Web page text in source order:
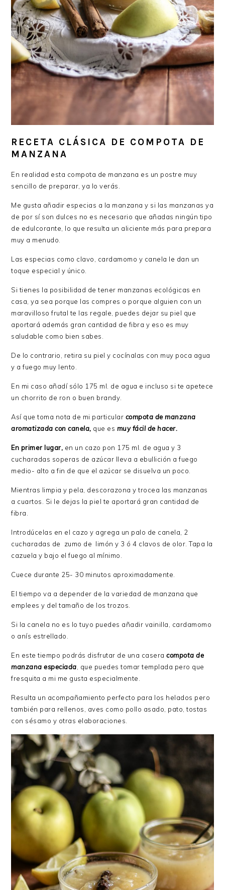
RECETA CLÁSICA DE COMPOTA DE
MANZANA
En realidad esta compota de manzana es un postre muy
sencillo de preparar, ya lo verás.
Me gusta añadir especias a la manzana y si las manzanas ya
de por sí son dulces no es necesario que añadas ningún tipo
de edulcorante, lo que resulta un aliciente más para prepara
muy a menudo.
Las especias como clavo, cardamomo y canela le dan un
toque especial y único.
Si tienes la posibilidad de tener manzanas ecológicas en
casa, ya sea porque las compres o porque alguien con un
maravilloso frutal te las regale, puedes dejar su piel que
aportará además gran cantidad de fibra y eso es muy
saludable como bien sabes.
De lo contrario, retira su piel y cocínalas con muy poca agua
y a fuego muy lento.
En mi caso añadí sólo 175 ml. de agua e incluso si te apetece
un chorrito de ron o buen brandy.
Así que toma nota de mi particular compota de manzana
aromatizada con canela, que es muy fácil de hacer.
En primer lugar, en un cazo pon 175 ml. de agua y 3
cucharadas soperas de azúcar lleva a ebullición a fuego
medio- alto a fin de que el azúcar se disuelva un poco.
Mientras limpia y pela, descorazona y trocea las manzanas
a cuartos. Si le dejas la piel te aportará gran cantidad de
fibra.
Introdúcelas en el cazo y agrega un palo de canela, 2
cucharadas de zumo de limón y 3 ó 4 clavos de olor. Tapa la
cazuela y bajo el fuego al mínimo.
Cuece durante 25- 30 minutos aproximadamente.
El tiempo va a depender de la variedad de manzana que
emplees y del tamaño de los trozos.
Si la canela no es lo tuyo puedes añadir vainilla, cardamomo
o anís estrellado.
En este tiempo podrás disfrutar de una casera compota de
manzana especiada , que puedes tomar templada pero que
fresquita a mi me gusta especialmente.
Resulta un acompañamiento perfecto para los helados pero
también para rellenos, aves como pollo asado, pato, tostas
con sésamo y otras elaboraciones.